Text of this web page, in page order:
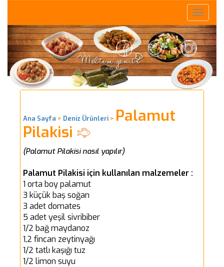
Toggle
Ana Sayfa > Deniz Ürünleri > Palamut
Pilakisi
(Palamut Pilakisi nasıl yapılır)
Palamut Pilakisi için kullanılan malzemeler :
1 orta boy palamut
3 küçük baş soğan
3 adet domates
5 adet yeşil sivribiber
1/2 bağ maydanoz
1,2 fincan zeytinyağı
1/2 tatlı kaşığı tuz
1/2 limon suyu